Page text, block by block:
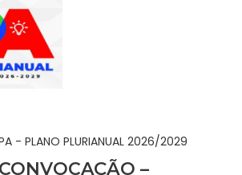
- PLANO PLURIANUAL 2026/2029
–